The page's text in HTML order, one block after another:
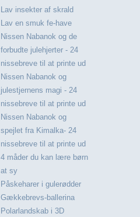
Lav insekter af skrald
Lav en smuk fe-have
Nissen Nabanok og de
forbudte julehjerter - 24
nissebreve til at printe ud
Nissen Nabanok og
julestjernens magi - 24
nissebreve til at printe ud
Nissen Nabanok og
spejlet fra Kimalka- 24
nissebreve til at printe ud
4 måder du kan lære børn
at sy
Påskeharer i gulerødder
Gækkebrevs-ballerina
Polarlandskab i 3D